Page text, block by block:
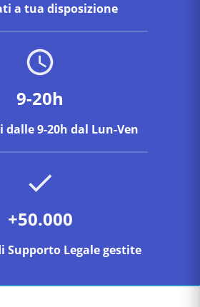
a tua disposizione
9-20h
9-20h dal Lun-Ven
+50.000
Supporto Legale gestite